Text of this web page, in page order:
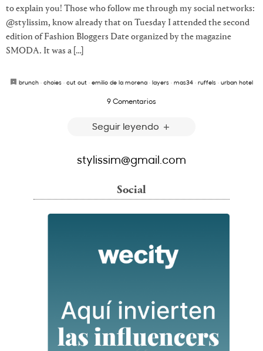
to explain you! Those who follow me through my social networks:
@stylissim, know already that on Tuesday I attended the second
edition of Fashion Bloggers Date organized by the magazine
SMODA. It was a […]
brunch · choies · cut out · emilio de la morena · layers · mas34 · ruffels · urban hotel
9 Comentarios
Seguir leyendo
stylissim@gmail.com
Social